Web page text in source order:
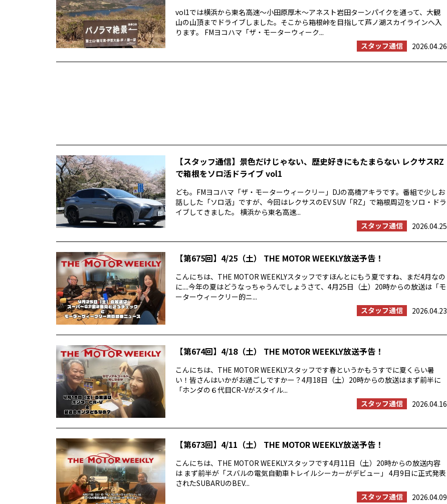
vol1では横浜から東名高速〜小田原厚木〜アネスト岩田ターンパイクを通って、大観
山の山頂までドライブしました。そこから箱根峠を目指して芦ノ湖スカイラインへ入
ります。 FMヨコハマ「ザ・モーターウィーク...
スタッフ通信
2026.04.26
【スタッフ通信】景色だけじゃない、歴史好きにもたまらない レクサスRZ
で箱根をソロ活ドライブ vol1
ども。FMヨコハマ「ザ・モーターウィークリー」DJの高橋アキラです。番組で少しお
話しした「ソロ活」ですが、今回はレクサスのEV SUV「RZ」で箱根周辺をソロ・ドラ
イブしてきました。 横浜から東名高速...
スタッフ通信
2026.04.25
【第675回】4/25（土） THE MOTOR WEEKLY放送予告！
こんにちは、THE MOTOR WEEKLYスタッフですほんとにもう夏ですね、まだ4月なの
に....今年の夏はどうなっちゃうんでしょうさて、4月25日（土）20時からの放送は「モ
ーターウィークリー的ニ...
スタッフ通信
2026.04.23
【第674回】4/18（土） THE MOTOR WEEKLY放送予告！
こんにちは、THE MOTOR WEEKLYスタッフです春というかもうすでに夏くらい暑
い！皆さんはいかがお過ごしですかー？4月18日（土）20時からの放送はまず前半に
「ホンダの６代目CR-Vがスタイル...
スタッフ通信
2026.04.16
【第673回】4/11（土） THE MOTOR WEEKLY放送予告！
こんにちは、THE MOTOR WEEKLYスタッフです4月11日（土）20時からの放送内容
は まず前半が「スバルの電気自動車トレイルシーカーがデビュー」 4月9日に正式発表
されたSUBARUのBEV...
スタッフ通信
2026.04.09